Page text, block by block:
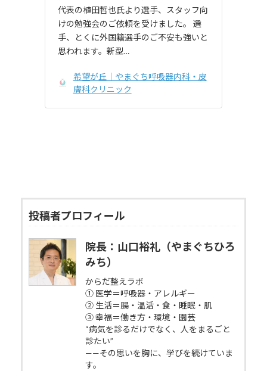
代表の植田哲也氏より選手、スタッフ向
けの勉強会のご依頼を受けました。 選
手、とくに外国籍選手のご不安も強いと
思われます。新型…
希望が丘｜やまぐち呼吸器内科・皮
膚科クリニック
投稿者プロフィール
院長：山口裕礼（やまぐちひろ
みち）
からだ整えラボ
① 医学＝呼吸器・アレルギー
② 生活＝腸・温活・食・睡眠・肌
③ 幸福＝働き方・環境・園芸
“病気を診るだけでなく、人をまるごと
診たい”
——その思いを胸に、学びを続けていま
す。